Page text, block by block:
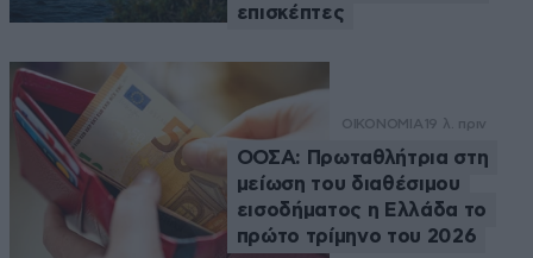
επισκέπτες
ΟΙΚΟΝΟΜΙΑ 19 λ. πριν
ΟΟΣΑ: Πρωταθλήτρια στη
μείωση του διαθέσιμου
εισοδήματος η Ελλάδα το
πρώτο τρίμηνο του 2026